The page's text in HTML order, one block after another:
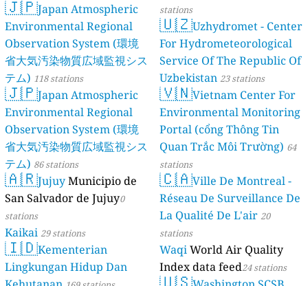
🇯🇵Japan Atmospheric
Environmental Regional
Observation System (環境
省大気汚染物質広域監視シス
テム) 118 stations
🇯🇵Japan Atmospheric
Environmental Regional
Observation System (環境
省大気汚染物質広域監視シス
テム) 86 stations
🇦🇷Jujuy Municipio de
San Salvador de Jujuy0
stations
Kaikai 29 stations
🇮🇩Kementerian
Lingkungan Hidup Dan
stations
🇺🇿Uzhydromet - Center
For Hydrometeorological
Service Of The Republic Of
Uzbekistan 23 stations
🇻🇳Vietnam Center For
Environmental Monitoring
Portal (cổng Thông Tin
Quan Trắc Môi Trường) 64
stations
🇨🇦Ville De Montreal -
Réseau De Surveillance De
La Qualité De L'air 20
stations
WaqiWorld Air Quality
Index data feed24 stations